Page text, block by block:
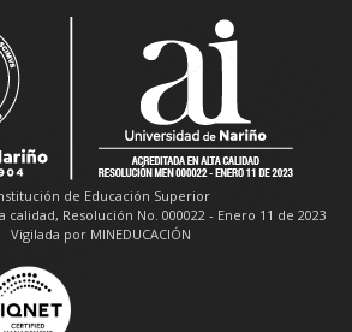
de Educación Superior
Resolución No. 000022 - Enero 11 de 2023
Vigilada por MINEDUCACIÓN